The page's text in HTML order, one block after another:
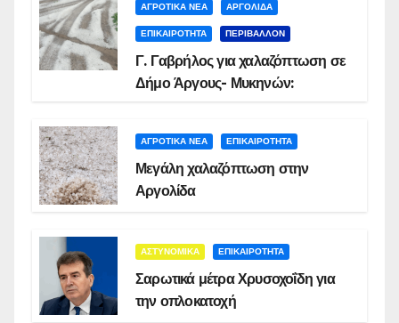
ΑΓΡΟΤΙΚΑ ΝΕΑ ΑΡΓΟΛΙΔΑ
ΕΠΙΚΑΙΡΟΤΗΤΑ ΠΕΡΙΒΑΛΛΟΝ
Γ. Γαβρήλος για χαλαζόπτωση σε
Δήμο Άργους- Μυκηνών:
ΑΓΡΟΤΙΚΑ ΝΕΑ ΕΠΙΚΑΙΡΟΤΗΤΑ
Μεγάλη χαλαζόπτωση στην
Αργολίδα
ΑΣΤΥΝΟΜΙΚΑ ΕΠΙΚΑΙΡΟΤΗΤΑ
Σαρωτικά μέτρα Χρυσοχοΐδη για
την οπλοκατοχή